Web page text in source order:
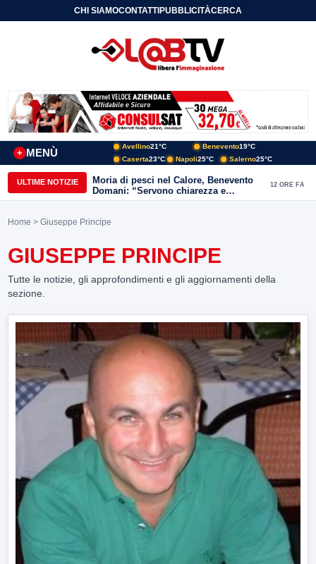
CHI SIAMOCONTATTIPUBBLICITÀCERCA
MENÙ
+
Avellino21°C Benevento19°C
Caserta23°C Napoli25°C Salerno25°C
ULTIME NOTIZIE
Moria di pesci nel Calore, Benevento
Domani: “Servono chiarezza e
approfondimenti sulla gestione
12 ORE FA
Home > Giuseppe Principe
GIUSEPPE PRINCIPE
Tutte le notizie, gli approfondimenti e gli aggiornamenti della
sezione.